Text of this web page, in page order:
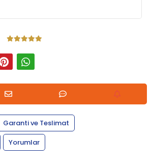
Garanti ve Teslimat
Yorumlar